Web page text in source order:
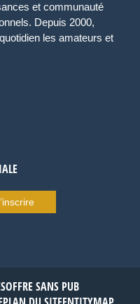
et communauté
Depuis 2000,
les amateurs et
OFFRE SANS PUB